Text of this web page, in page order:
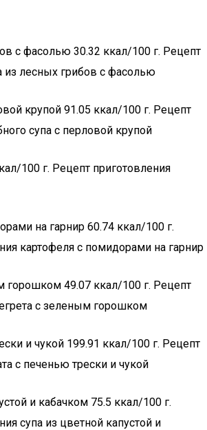
с фасолью 30.32 ккал/100 г. Рецепт
из лесных грибов с фасолью
крупой 91.05 ккал/100 г. Рецепт
супа с перловой крупой
100 г. Рецепт приготовления
на гарнир 60.74 ккал/100 г.
картофеля с помидорами на гарнир
горошком 49.07 ккал/100 г. Рецепт
с зеленым горошком
и чукой 199.91 ккал/100 г. Рецепт
с печенью трески и чукой
и кабачком 75.5 ккал/100 г.
супа из цветной капустой и